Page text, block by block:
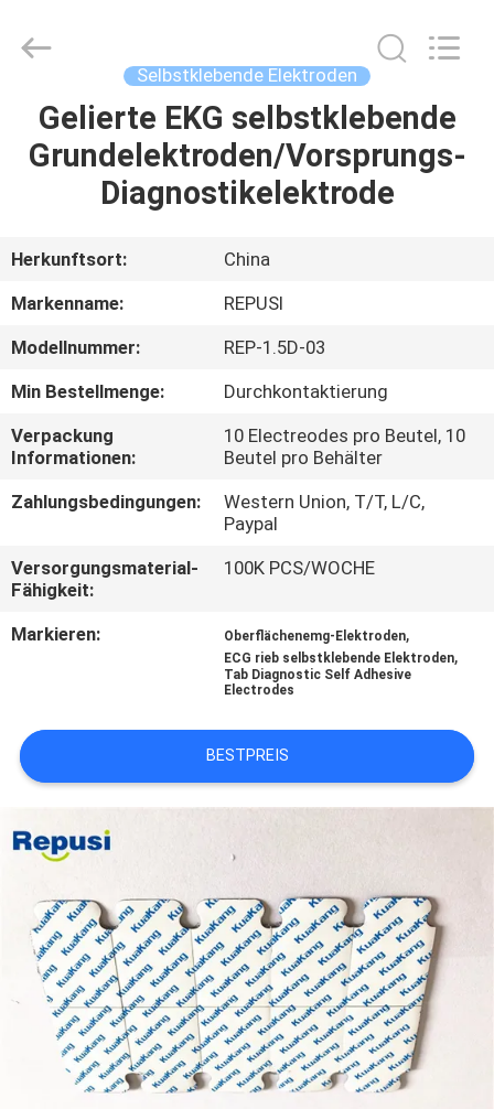
HAUS
PRODUKTE
ÜBER
UNS
FABRIK-
AUSFLUG
QUALITÄTSKONTROLLE
SIE
MIT
VERBINDUNG
NACHRICHTEN
FORDERN
SIE EIN
ZITAT
SITEMAP
PRIVACY
Electronics
Co.,Ltd..
Selbstklebende Elektroden
Gelierte EKG selbstklebende
Grundelektroden/Vorsprungs-
Diagnostikelektrode
Herkunftsort:
China
Markenname:
REPUSI
Modellnummer:
REP-1.5D-03
Min Bestellmenge:
Durchkontaktierung
Verpackung
Informationen:
10 Electreodes pro Beutel, 10
Beutel pro Behälter
Zahlungsbedingungen:
Western Union, T/T, L/C,
Paypal
Versorgungsmaterial-
Fähigkeit:
100K PCS/WOCHE
Markieren: Oberflächenemg-Elektroden,
ECG rieb selbstklebende Elektroden,
Tab Diagnostic Self Adhesive
Electrodes
BESTPREIS